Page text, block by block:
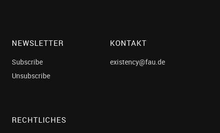
NEWSLETTER
Subscribe
Unsubscribe
KONTAKT
existency@fau.de
RECHTLICHES